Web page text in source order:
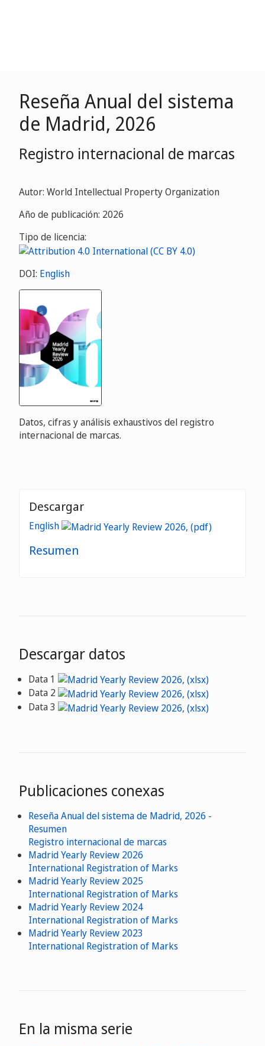
Reseña Anual del sistema
de Madrid, 2026
Registro internacional de marcas
Autor: World Intellectual Property Organization
Año de publicación: 2026
Tipo de licencia:
DOI: English
Datos, cifras y análisis exhaustivos del registro
internacional de marcas.
Descargar
English
Resumen
Descargar datos
Data 1
Data 2
Data 3
Publicaciones conexas
Reseña Anual del sistema de Madrid, 2026 -
Resumen
Registro internacional de marcas
Madrid Yearly Review 2026
International Registration of Marks
Madrid Yearly Review 2025
International Registration of Marks
Madrid Yearly Review 2024
International Registration of Marks
Madrid Yearly Review 2023
International Registration of Marks
En la misma serie